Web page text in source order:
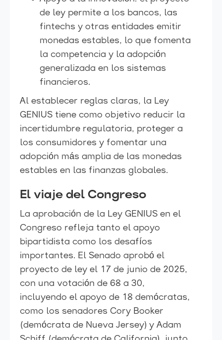
de ley permite a los bancos, las
fintechs y otras entidades emitir
monedas estables, lo que fomenta
la competencia y la adopción
generalizada en los sistemas
financieros.
Al establecer reglas claras, la Ley
GENIUS tiene como objetivo reducir la
incertidumbre regulatoria, proteger a
los consumidores y fomentar una
adopción más amplia de las monedas
estables en las finanzas globales.
El viaje del Congreso
La aprobación de la Ley GENIUS en el
Congreso refleja tanto el apoyo
bipartidista como los desafíos
importantes. El Senado aprobó el
proyecto de ley el 17 de junio de 2025,
con una votación de 68 a 30,
incluyendo el apoyo de 18 demócratas,
como los senadores Cory Booker
(demócrata de Nueva Jersey) y Adam